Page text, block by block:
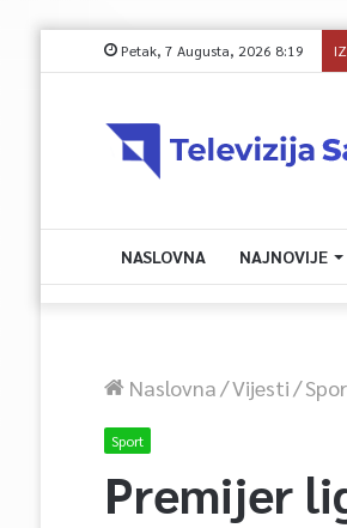
Petak, 7 Augusta, 2026 8:19
NASLOVNA NAJNOVIJE
Naslovna/Vijesti/
Sport
Premijer